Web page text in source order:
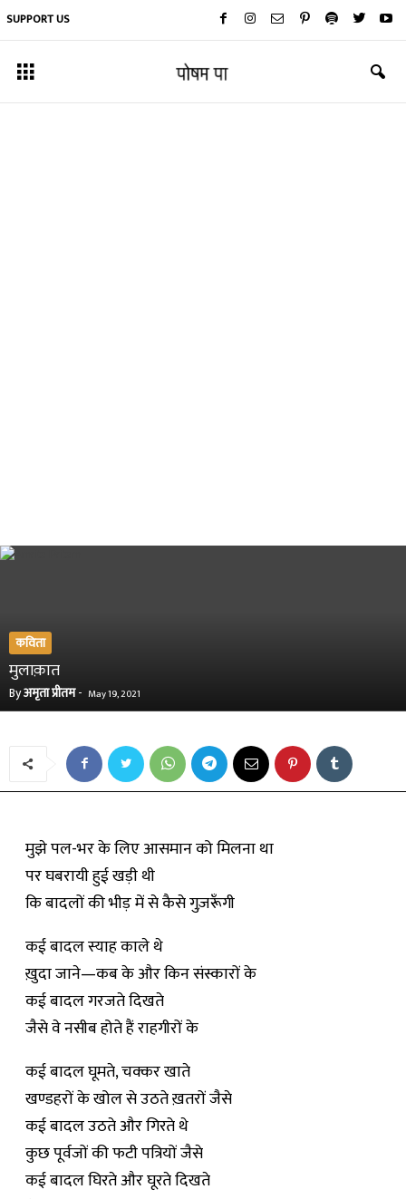
SUPPORT US
कविता
मुलाक़ात
Byअमृता प्रीतम- May 19, 2021
मुझे पल-भर के लिए आसमान को मिलना था
पर घबरायी हुई खड़ी थी
कि बादलों की भीड़ में से कैसे गुज़रूँगी
कई बादल स्याह काले थे
ख़ुदा जाने—कब के और किन संस्कारों के
कई बादल गरजते दिखते
जैसे वे नसीब होते हैं राहगीरों के
कई बादल घूमते, चक्कर खाते
खण्डहरों के खोल से उठते ख़तरों जैसे
कई बादल उठते और गिरते थे
कुछ पूर्वजों की फटी पत्रियों जैसे
कई बादल घिरते और घूरते दिखते